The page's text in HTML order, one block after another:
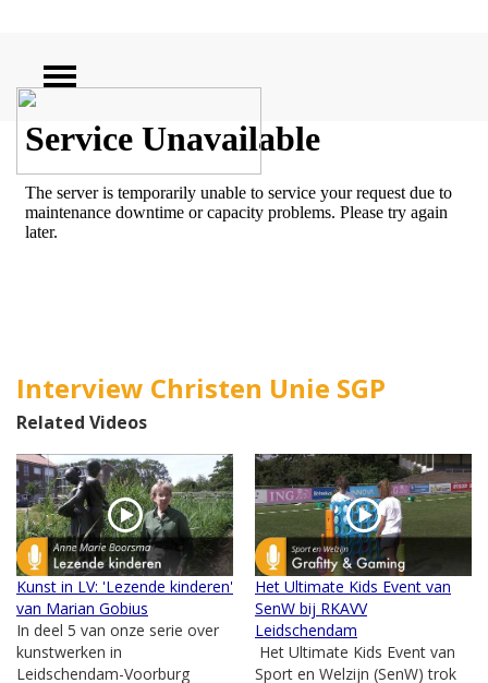
ZOEKEN
Interview Christen Unie SGP
Related Videos
Kunst in LV: 'Lezende kinderen'
van Marian Gobius
In deel 5 van onze serie over
kunstwerken in
Leidschendam-Voorburg
Het Ultimate Kids Event van
SenW bij RKAVV
Leidschendam
Het Ultimate Kids Event van
Sport en Welzijn (SenW) trok